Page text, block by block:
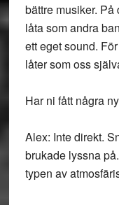
bättre musiker. På
låta som andra
ett eget sound.
låter som oss
Har ni fått några
Alex: Inte direkt.
brukade lyssna
typen av